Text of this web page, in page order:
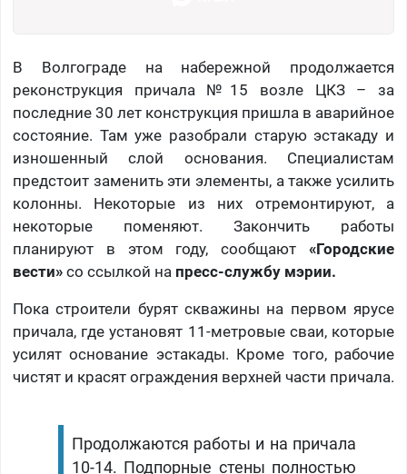
В Волгограде на набережной продолжается
реконструкция причала №15 возле ЦКЗ – за
последние 30 лет конструкция пришла в аварийное
состояние. Там уже разобрали старую эстакаду и
изношенный слой основания. Специалистам
предстоит заменить эти элементы, а также усилить
колонны. Некоторые из них отремонтируют, а
некоторые поменяют. Закончить работы
планируют в этом году, сообщают«Городские
вести»со ссылкой на пресс-службу мэрии.
Пока строители бурят скважины на первом ярусе
причала, где установят 11-метровые сваи, которые
усилят основание эстакады. Кроме того, рабочие
чистят и красят ограждения верхней части причала.
Продолжаются работы и на причала
10-14. Подпорные стены полностью